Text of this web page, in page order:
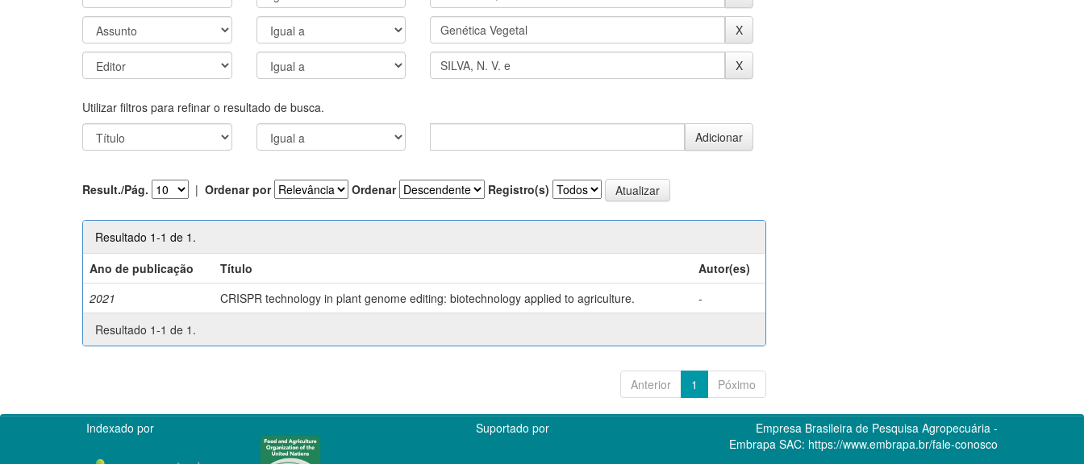
Utilizar filtros para refinar o resultado de busca.
Result./Pág. | Ordenar por Ordenar Registro(s)
Resultado 1-1 de 1.
Ano de publicação
Título
Autor(es)
2021
CRISPR technology in plant genome editing: biotechnology applied to agriculture.
-
Resultado 1-1 de 1.
Anterior 1 Póximo
Indexado por Suportado por
Empresa Brasileira de Pesquisa Agropecuária -
Embrapa SAC: https://www.embrapa.br/fale-conosco